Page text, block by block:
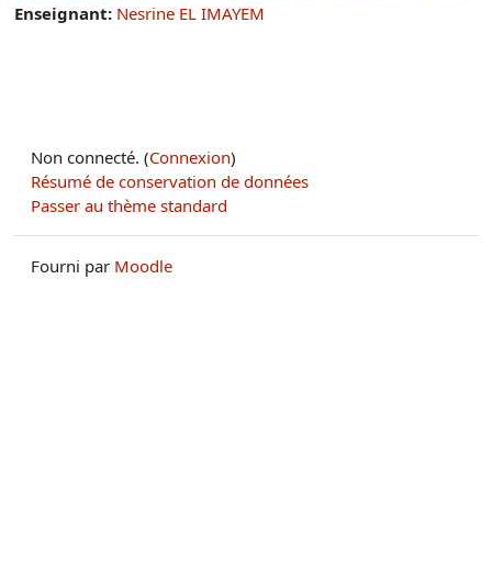
Enseignant: Nesrine EL IMAYEM
Non connecté. (Connexion)
Résumé de conservation de données
Passer au thème standard
Fourni par Moodle